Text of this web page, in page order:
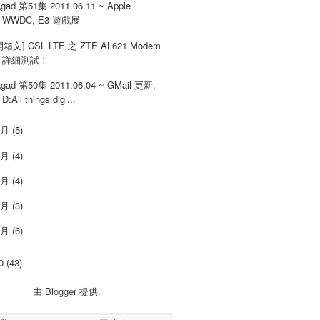
第51集 2011.06.11 ~ Apple
WWDC, E3 遊戲展
箱文] CSL LTE 之 ZTE AL621 Modem
詳細測試！
第50集 2011.06.04 ~ GMail 更新,
D:All things digi...
(5)
(4)
(4)
(3)
(6)
(43)
由 Blogger提供.